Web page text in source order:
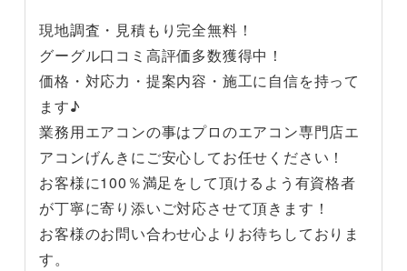
現地調査・見積もり完全無料！
グーグル口コミ高評価多数獲得中！
価格・対応力・提案内容・施工に自信を持って
ます♪
業務用エアコンの事はプロのエアコン専門店エ
アコンげんきにご安心してお任せください！
お客様に100％満足をして頂けるよう有資格者
が丁寧に寄り添いご対応させて頂きます！
お客様のお問い合わせ心よりお待ちしておりま
す。